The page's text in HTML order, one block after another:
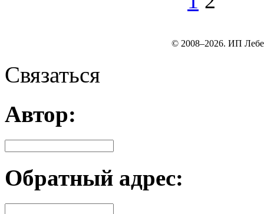
© 2008–2026. ИП
Связаться
Автор:
Обратный адрес: